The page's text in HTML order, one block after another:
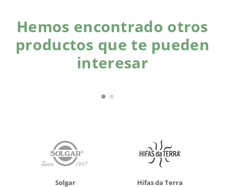
Hemos encontrado otros
productos que te pueden
interesar
Solgar Hifas da Terra